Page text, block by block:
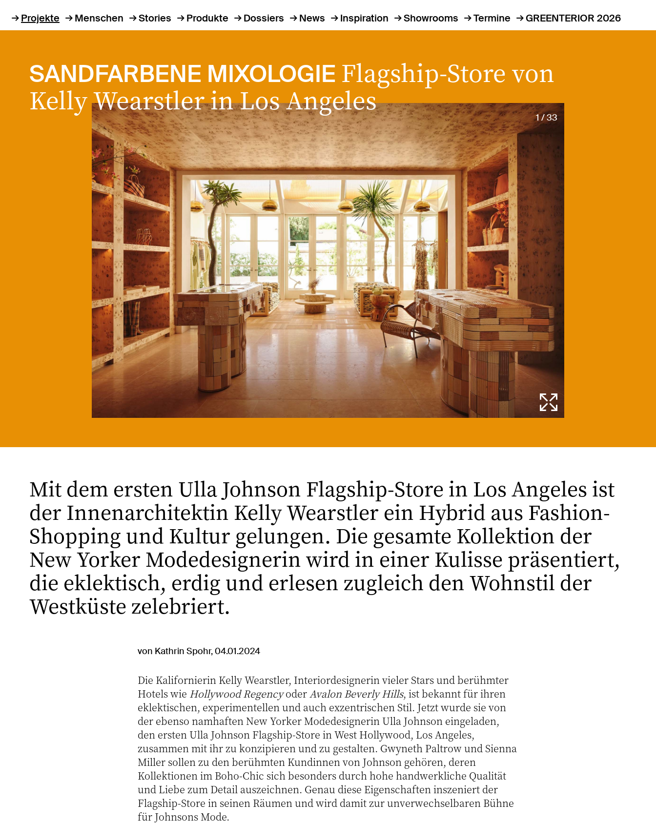
Projekte Menschen Stories Produkte Dossiers News Inspiration Showrooms Termine GREENTERIOR 2026
SANDFARBENE MIXOLOGIE Flagship-Store von
Kelly Wearstler in Los Angeles
1 / 33
Mit dem ersten Ulla Johnson Flagship-Store in Los Angeles ist
der Innenarchitektin Kelly Wearstler ein Hybrid aus Fashion-
Shopping und Kultur gelungen. Die gesamte Kollektion der
New Yorker Modedesignerin wird in einer Kulisse präsentiert,
die eklektisch, erdig und erlesen zugleich den Wohnstil der
Westküste zelebriert.
von Kathrin Spohr, 04.01.2024
Die Kalifornierin Kelly Wearstler, Interiordesignerin vieler Stars und berühmter
Hotels wie Hollywood RegencyoderAvalon Beverly Hills, ist bekannt für ihren
eklektischen, experimentellen und auch exzentrischen Stil. Jetzt wurde sie von
der ebenso namhaften New Yorker Modedesignerin Ulla Johnson eingeladen,
den ersten Ulla Johnson Flagship-Store in West Hollywood, Los Angeles,
zusammen mit ihr zu konzipieren und zu gestalten. Gwyneth Paltrow und Sienna
Miller sollen zu den berühmten Kundinnen von Johnson gehören, deren
Kollektionen im Boho-Chic sich besonders durch hohe handwerkliche Qualität
und Liebe zum Detail auszeichnen. Genau diese Eigenschaften inszeniert der
Flagship-Store in seinen Räumen und wird damit zur unverwechselbaren Bühne
für Johnsons Mode.